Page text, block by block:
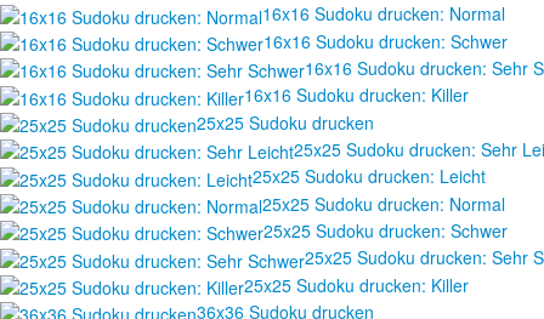
16x16 Sudoku drucken: Normal
16x16 Sudoku drucken: Schwer
16x16 Sudoku drucken: Sehr
16x16 Sudoku drucken: Killer
25x25 Sudoku drucken
25x25 Sudoku drucken: Sehr
25x25 Sudoku drucken: Leicht
25x25 Sudoku drucken: Normal
25x25 Sudoku drucken: Schwer
25x25 Sudoku drucken: Sehr
25x25 Sudoku drucken: Killer
36x36 Sudoku drucken